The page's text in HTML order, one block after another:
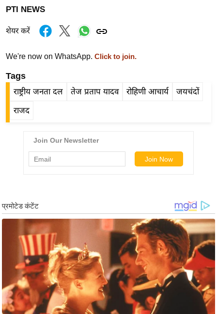
न
ग
बॉ
ली
ड
हॉ
मी
क्षा
a
k
i
n
PTI NEWS
शेयर करें
We're now on WhatsApp. Click to join.
Tags
राष्ट्रीय जनता दल तेज प्रताप यादव रोहिणी आचार्य जयचंदों
राजद